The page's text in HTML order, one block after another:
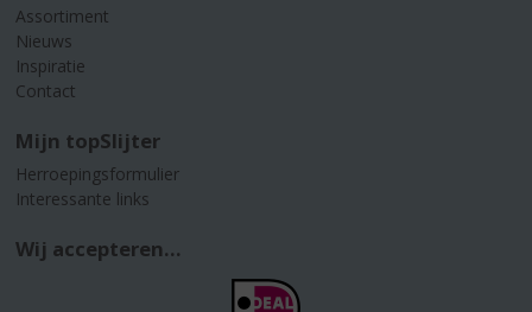
Assortiment
Nieuws
Inspiratie
Contact
Mijn topSlijter
Herroepingsformulier
Interessante links
Wij accepteren...